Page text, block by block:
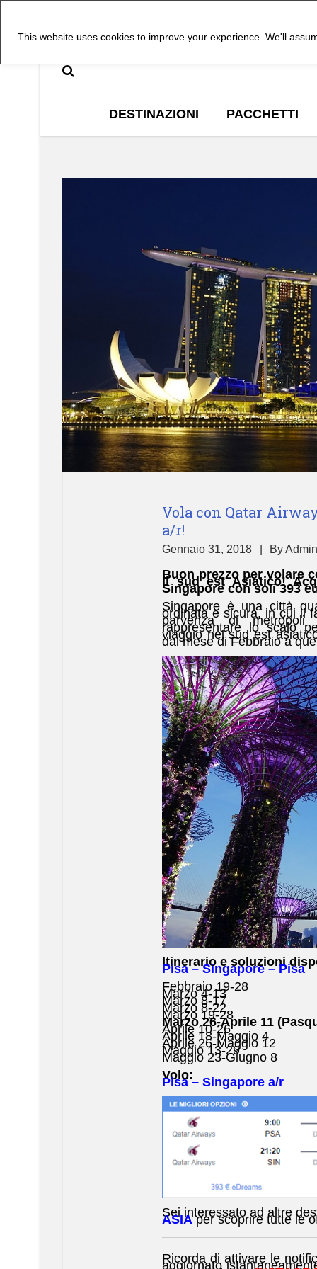
This website uses cookies to improve your experience. We'll
DESTINAZIONI PACCHETTI
Vola con Qatar
a/r!
Gennaio 31, 2018 ByAdmin
Buon prezzo per volare
il sud est Asiatico!
Singapore con soli 393
Singapore è una città
ordinata e sicura, in cui il
parvenza di metropoli
rappresentare lo scalo
viaggio nel sud est
dal mese di Febbraio a
Itinerario e soluzioni
Pisa – Singapore – Pisa
Febbraio 19-28
Marzo 4-13
Marzo 8-17
Marzo 8-22
Marzo 19-28
Marzo 26-Aprile 11
Aprile 10-26
Aprile 18-Maggio 4
Aprile 26-Maggio 12
Maggio 13-29
Maggio 23-Giugno 8
Volo:
Pisa – Singapore a/r
Sei interessato ad altre
ASIAper scoprire tutte le
Ricorda di attivare le
aggiornato